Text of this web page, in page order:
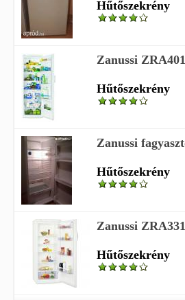
Hűtőszekrény
Zanussi
Hűtőszekrény
Zanussi
Hűtőszekrény
Zanussi
Hűtőszekrény